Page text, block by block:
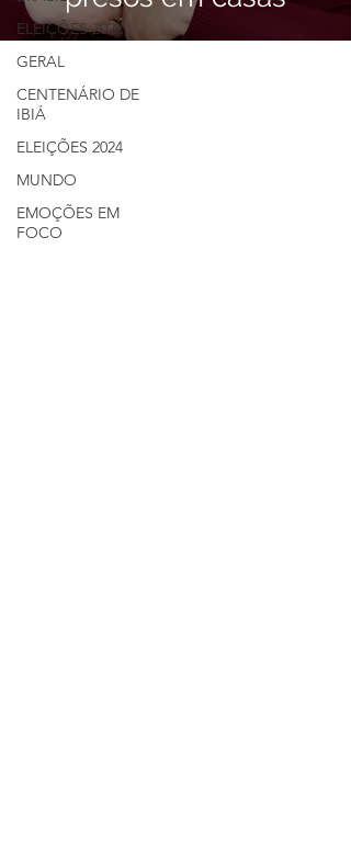
ELEIÇÕES 2022
GERAL
CENTENÁRIO DE
IBIÁ
ELEIÇÕES 2024
MUNDO
EMOÇÕES EM
FOCO